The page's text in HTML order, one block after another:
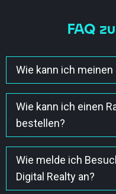
FAQ
Wie kann ich
Klicke auf "mehr
unseren Support.
Wie kann ich einen
bestellen?
als User erfasst bist
entsprechenden
einen Rack Access
Wie melde ich
Digital Realty an?